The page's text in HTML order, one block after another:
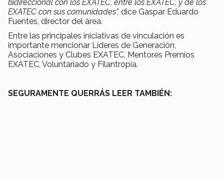
bidireccional con los EXATEC, entre los EXATEC, y de los
EXATEC con sus comunidades", dice Gaspar Eduardo
Fuentes, director del área.
Entre las principales iniciativas de vinculación es
importante mencionar Líderes de Generación,
Asociaciones y Clubes EXATEC, Mentores Premios
EXATEC, Voluntariado y Filantropía.
SEGURAMENTE QUERRÁS LEER TAMBIÉN: